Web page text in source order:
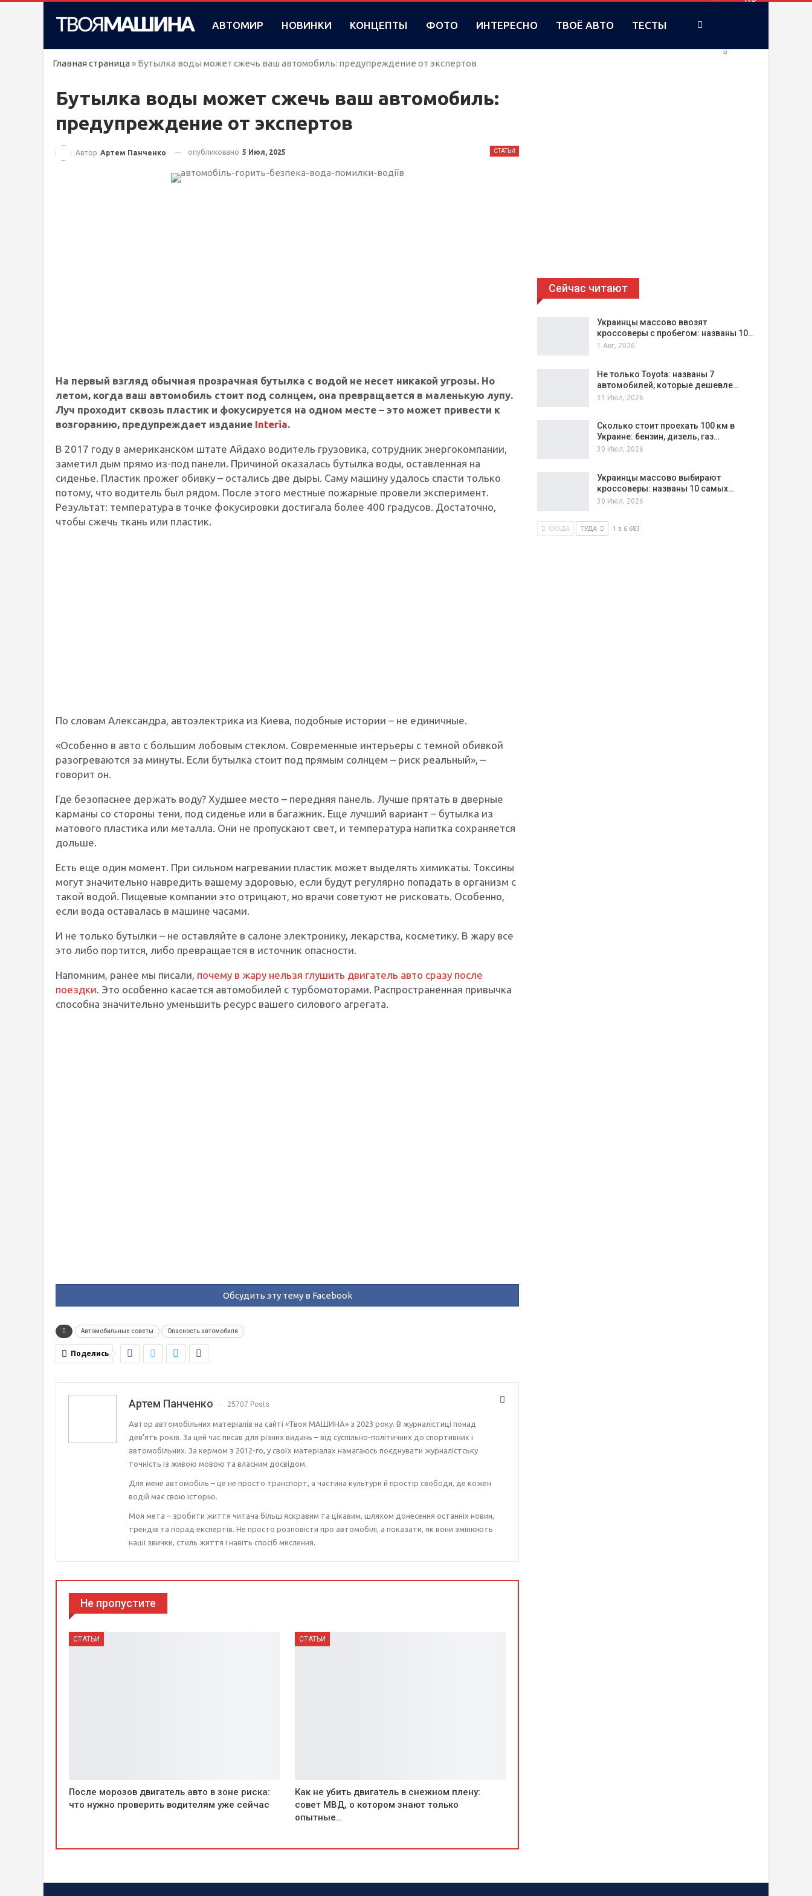
UA
АВТОМИР НОВИНКИ КОНЦЕПТЫ ФОТО ИНТЕРЕСНО ТВОЁ АВТО ТЕСТЫ
Главная страница » Бутылка воды может сжечь ваш автомобиль: предупреждение от экспертов
Бутылка воды может сжечь ваш автомобиль:
предупреждение от экспертов
СТАТЬИ
Автор Артем Панченко опубликовано 5 Июл, 2025
На первый взгляд обычная прозрачная бутылка с водой не несет никакой угрозы. Но
летом, когда ваш автомобиль стоит под солнцем, она превращается в маленькую лупу.
Луч проходит сквозь пластик и фокусируется на одном месте – это может привести к
возгоранию, предупреждает издание Interia.
В 2017 году в американском штате Айдахо водитель грузовика, сотрудник энергокомпании,
заметил дым прямо из-под панели. Причиной оказалась бутылка воды, оставленная на
сиденье. Пластик прожег обивку – остались две дыры. Саму машину удалось спасти только
потому, что водитель был рядом. После этого местные пожарные провели эксперимент.
Результат: температура в точке фокусировки достигала более 400 градусов. Достаточно,
чтобы сжечь ткань или пластик.
По словам Александра, автоэлектрика из Киева, подобные истории – не единичные.
«Особенно в авто с большим лобовым стеклом. Современные интерьеры с темной обивкой
разогреваются за минуты. Если бутылка стоит под прямым солнцем – риск реальный», –
говорит он.
Где безопаснее держать воду? Худшее место – передняя панель. Лучше прятать в дверные
карманы со стороны тени, под сиденье или в багажник. Еще лучший вариант – бутылка из
матового пластика или металла. Они не пропускают свет, и температура напитка сохраняется
дольше.
Есть еще один момент. При сильном нагревании пластик может выделять химикаты. Токсины
могут значительно навредить вашему здоровью, если будут регулярно попадать в организм с
такой водой. Пищевые компании это отрицают, но врачи советуют не рисковать. Особенно,
если вода оставалась в машине часами.
И не только бутылки – не оставляйте в салоне электронику, лекарства, косметику. В жару все
это либо портится, либо превращается в источник опасности.
Напомним, ранее мы писали, почему в жару нельзя глушить двигатель авто сразу после
поездки. Это особенно касается автомобилей с турбомоторами. Распространенная привычка
способна значительно уменьшить ресурс вашего силового агрегата.
Обсудить эту тему в Facebook
Автомобильные советы Опасность автомобиля
Поделись
Артем Панченко 25707 Posts
Автор автомобільних матеріалів на сайті «Твоя МАШИНА» з 2023 року. В журналістиці понад
дев’ять років. За цей час писав для різних видань – від суспільно-політичних до спортивних і
автомобільних. За кермом з 2012-го, у своїх матеріалах намагаюсь поєднувати журналістську
точність із живою мовою та власним досвідом.
Для мене автомобіль – це не просто транспорт, а частина культури й простір свободи, де кожен
водій має свою історію.
Моя мета – зробити життя читача більш яскравим та цікавим, шляхом донесення останніх новин,
трендів та порад експертів. Не просто розповісти про автомобілі, а показати, як вони змінюють
наші звички, стиль життя і навіть спосіб мислення.
Не пропустите
СТАТЬИ
После морозов двигатель авто в зоне риска:
что нужно проверить водителям уже сейчас
СТАТЬИ
Как не убить двигатель в снежном плену:
совет МВД, о котором знают только
опытные…
Сейчас читают
Украинцы массово ввозят
кроссоверы с пробегом: названы 10…
1 Авг, 2026
Не только Toyota: названы 7
автомобилей, которые дешевле…
31 Июл, 2026
Сколько стоит проехать 100 км в
Украине: бензин, дизель, газ…
30 Июл, 2026
Украинцы массово выбирают
кроссоверы: названы 10 самых…
30 Июл, 2026
СЮДА ТУДА 1 з 6 683